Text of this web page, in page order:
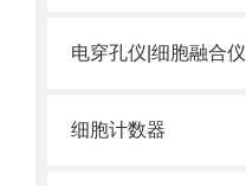
电穿孔仪|细胞融合仪
细胞计数器